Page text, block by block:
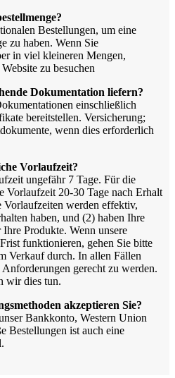
Bestellungen, um eine
zu haben. Wenn Sie
in viel kleineren Mengen,
zu besuchen
Dokumentation liefern?
einschließlich
bereitstellen. Versicherung;
wenn dies erforderlich
Vorlaufzeit?
ungefähr 7 Tage. Für die
Vorlaufzeit 20-30 Tage nach Erhalt
werden effektiv,
haben, und (2) haben Ihre
Produkte. Wenn unsere
funktionieren, gehen Sie bitte
Verkauf durch. In allen Fällen
gerecht zu werden.
wir dies tun.
akzeptieren Sie?
Bankkonto, Western Union
Bestellungen ist auch eine